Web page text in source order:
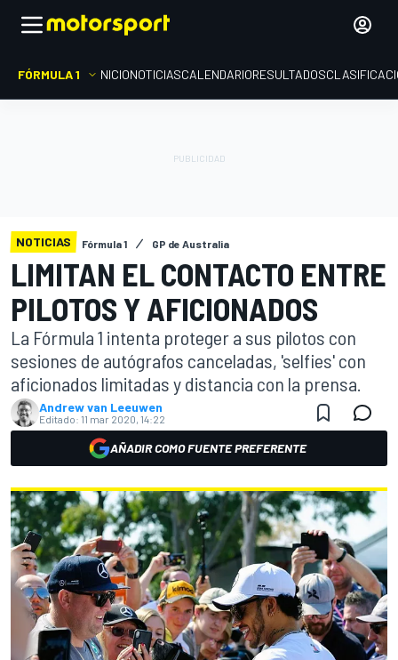
FÓRMULA 1 INICIONOTICIASCALENDARIORESULTADOS
NOTICIAS Fórmula 1 GP de Australia
LIMITAN EL CONTACTO ENTRE
PILOTOS Y AFICIONADOS
La Fórmula 1 intenta proteger a sus pilotos con
sesiones de autógrafos canceladas, 'selfies' con
aficionados limitadas y distancia con la prensa.
Andrew van Leeuwen
Editado: 11 mar 2020, 14:22
AÑADIR COMO FUENTE PREFERENTE